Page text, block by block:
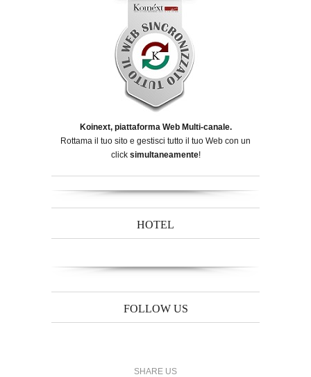
Koinext, piattaforma Web Multi-canale.
Rottama il tuo sito e gestisci tutto il tuo Web con un
click simultaneamente!
HOTEL
FOLLOW US
SHARE US